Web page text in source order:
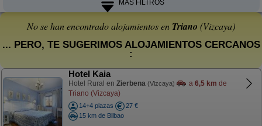
MÁS FILTROS
No se han encontrado alojamientos en Triano (Vizcaya)
... PERO, TE SUGERIMOS ALOJAMIENTOS CERCANOS
:
Hotel Kaia
Hotel Rural en Zierbena (Vizcaya) a 6,5 km de
Triano (Vizcaya)
14+4 plazas
27 €
15 km de Bilbao